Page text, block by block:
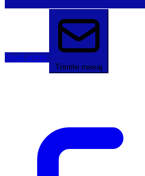
Sună acum
Trimite mesaj